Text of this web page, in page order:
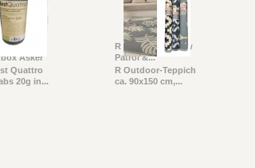
Asker
R Formkissen Paw
Patrol &...
Quattro
20g in...
R Outdoor-Teppich
ca. 90x150 cm,...